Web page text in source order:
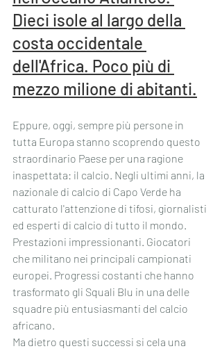
Dieci isole al largo della
costa occidentale
dell'Africa. Poco più di
mezzo milione di abitanti.
Eppure, oggi, sempre più persone in
tutta Europa stanno scoprendo questo
straordinario Paese per una ragione
inaspettata: il calcio. Negli ultimi anni, la
nazionale di calcio di Capo Verde ha
catturato l'attenzione di tifosi, giornalisti
ed esperti di calcio di tutto il mondo.
Prestazioni impressionanti. Giocatori
che militano nei principali campionati
europei. Progressi costanti che hanno
trasformato gli Squali Blu in una delle
squadre più entusiasmanti del calcio
africano.
Ma dietro questi successi si cela una